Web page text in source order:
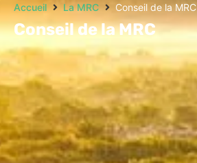
Accueil La MRC Conseil de la MRC
Conseil de la MRC